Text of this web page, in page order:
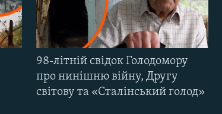
98-літній свідок Голодомору
про нинішню війну, Другу
світову та «Сталінський голод»